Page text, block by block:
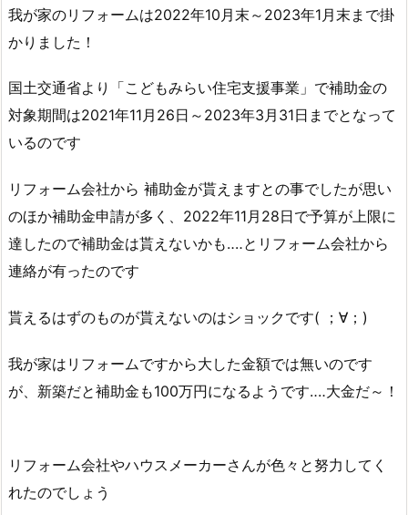
我が家のリフォームは2022年10月末～2023年1月末まで掛
かりました！
国土交通省より「こどもみらい住宅支援事業」で補助金の
対象期間は2021年11月26日～2023年3月31日までとなって
いるのです
リフォーム会社から 補助金が貰えますとの事でしたが思い
のほか補助金申請が多く、2022年11月28日で予算が上限に
達したので補助金は貰えないかも‥‥とリフォーム会社から
連絡が有ったのです
貰えるはずのものが貰えないのはショックです( ；∀；)
我が家はリフォームですから大した金額では無いのです
が、新築だと補助金も100万円になるようです‥‥大金だ～！
リフォーム会社やハウスメーカーさんが色々と努力してく
れたのでしょう